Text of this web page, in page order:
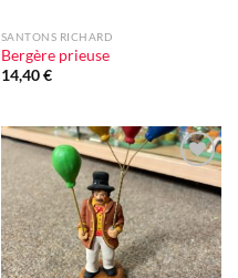
SANTONS RICHARD
Bergère prieuse
14,40€
Ajouter
à la liste
d'envie